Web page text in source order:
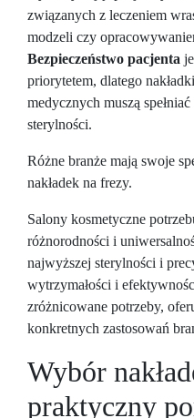
związanych z leczeniem
modzeli czy
Bezpieczeństwo pacjenta
priorytetem, dlatego
medycznych muszą
sterylności.
Różne branże mają swoje
nakładek na frezy.
Salony kosmetyczne
różnorodności i
najwyższej sterylności i
wytrzymałości i
zróżnicowane potrzeby,
konkretnych zastosowań
Wybór
praktyczny